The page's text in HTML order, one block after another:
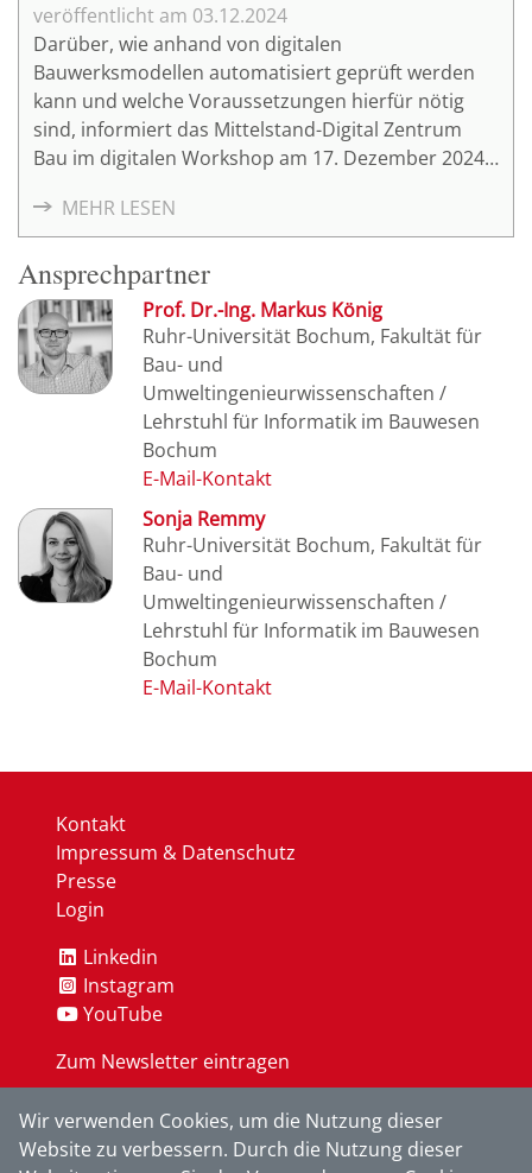
03.12.2024
Darüber, wie anhand von digitalen
Bauwerksmodellen automatisiert geprüft werden
kann und welche Voraussetzungen hierfür nötig
sind, informiert das Mittelstand-Digital Zentrum
Bau im digitalen Workshop am 17. Dezember 2024,
MEHR LESEN
Ansprechpartner
Prof. Dr.-Ing. Markus König
Ruhr-Universität Bochum, Fakultät für
Bau- und
Umweltingenieurwissenschaften /
Lehrstuhl für Informatik im Bauwesen
Bochum
Sonja Remmy
Ruhr-Universität Bochum, Fakultät für
Bau- und
Umweltingenieurwissenschaften /
Lehrstuhl für Informatik im Bauwesen
Bochum
Kontakt
Impressum & Datenschutz
Presse
Login
Linkedin
Instagram
YouTube
Zum Newsletter eintragen
OK
Wir verwenden Cookies, um die Nutzung dieser
Website zu verbessern. Durch die Nutzung dieser